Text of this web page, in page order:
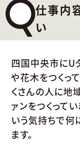
仕事内
い
四国中央市にU
や花木をつくっ
くさんの人に地
ァンをつくって
いう気持ちで何
ます。